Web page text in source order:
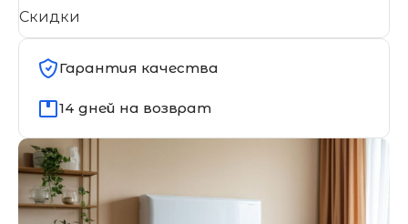
Скидки
Гарантия качества
14 дней на возврат